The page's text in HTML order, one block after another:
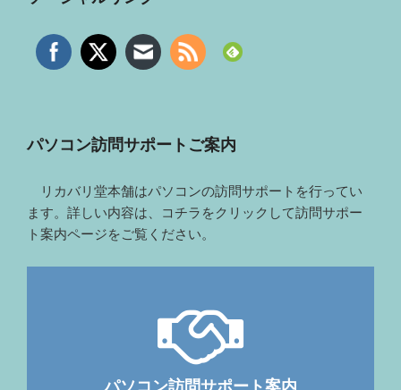
パソコン訪問サポートご案内
リカバリ堂本舗はパソコンの訪問サポートを行ってい
ます。詳しい内容は、コチラをクリックして訪問サポー
ト案内ページをご覧ください。